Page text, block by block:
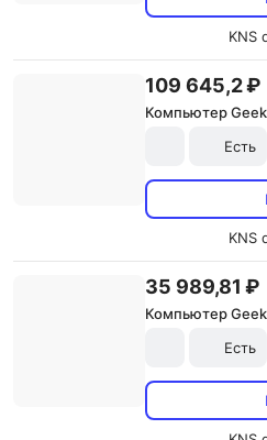
KNS
109 645,2 ₽
Компьютер
Есть
KNS
35 989,81 ₽
Компьютер
Есть